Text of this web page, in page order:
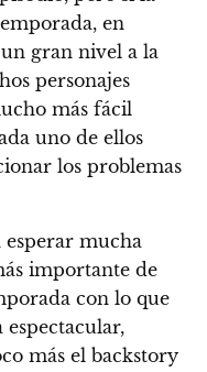
en
gran nivel a la
personajes
más fácil
uno de ellos
los problemas
esperar mucha
importante de
con lo que
espectacular,
más el backstory